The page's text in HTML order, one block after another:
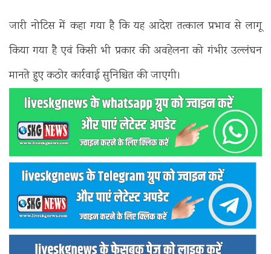
जारी नोटिस में कहा गया है कि यह आदेश तत्काल प्रभाव से लागू
किया गया है एवं किसी भी प्रकार की अवहेलना को गंभीर उल्लंघन
मानते हुए कठोर कार्रवाई सुनिश्चित की जाएगी।